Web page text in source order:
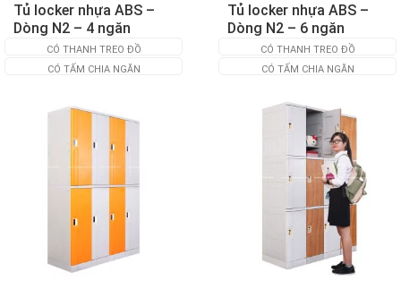
Tủ locker nhựa ABS –
Dòng N2 – 4 ngăn
CÓ THANH TREO ĐỒ
CÓ TẤM CHIA NGĂN
Tủ locker nhựa ABS –
Dòng N2 – 6 ngăn
CÓ THANH TREO ĐỒ
CÓ TẤM CHIA NGĂN